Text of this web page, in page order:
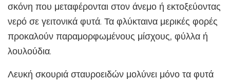
σκόνη που μεταφέρονται στον άνεμο ή εκτοξεύοντας
νερό σε γειτονικά φυτά. Τα φλύκταινα μερικές φορές
προκαλούν παραμορφωμένους μίσχους, φύλλα ή
λουλούδια.
Λευκή σκουριά σταυροειδών μολύνει μόνο τα φυτά